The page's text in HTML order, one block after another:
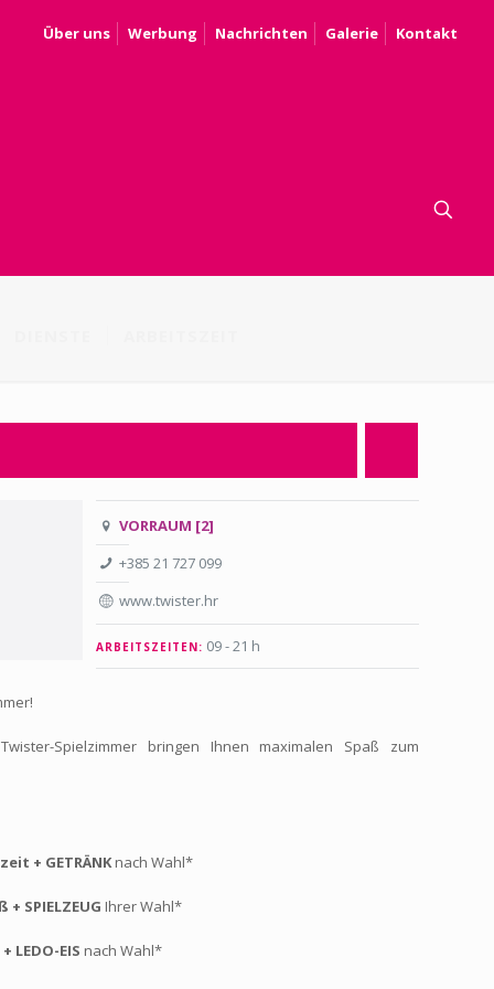
Über uns Werbung Nachrichten Galerie Kontakt
VORRAUM [2]
+385 21 727 099
www.twister.hr
ARBEITSZEITEN: 09 - 21 h
Spielzimmer bringen Ihnen maximalen Spaß zum
+ GETRÄNKnach Wahl*
SPIELZEUG Ihrer Wahl*
LEDO-EIS nach Wahl*